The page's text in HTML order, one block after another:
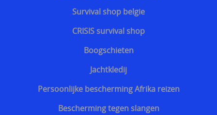
Voetbalsupporters
Buitenhoezen kogelwerende vesten
Beschermende pakketten voor in kogel en
steekwerend vest
Allerlei
Geschenkideeën
Survival shop belgie
CRISIS survival shop
Boogschieten
Jachtkledij
Persoonlijke bescherming Afrika reizen
Bescherming tegen slangen